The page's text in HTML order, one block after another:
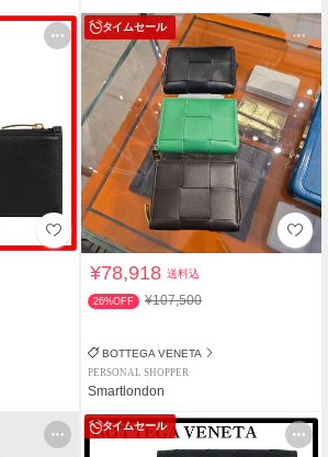
タイムセール
¥78,918送料込
26%OFF ¥107,500
BOTTEGA VENETA
PERSONAL SHOPPER
Smartlondon
タイムセール